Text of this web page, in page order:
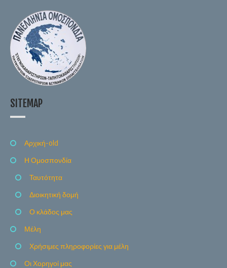
SITEMAP
Αρχική-old
Η Ομοσπονδία
Ταυτότητα
Διοικητική δομή
Ο κλάδος μας
Μέλη
Χρήσιμες πληροφορίες για μέλη
Οι Χορηγοί μας